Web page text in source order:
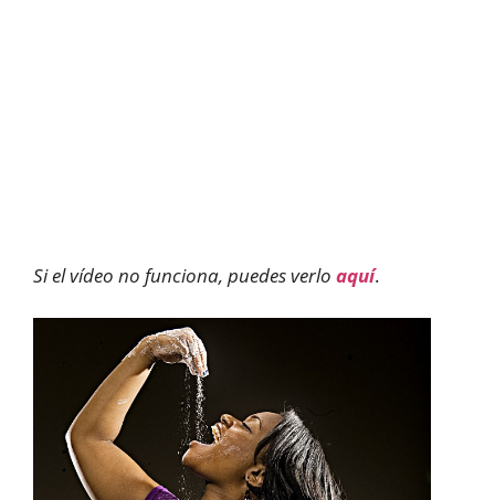
Si el vídeo no funciona, puedes verlo aquí.